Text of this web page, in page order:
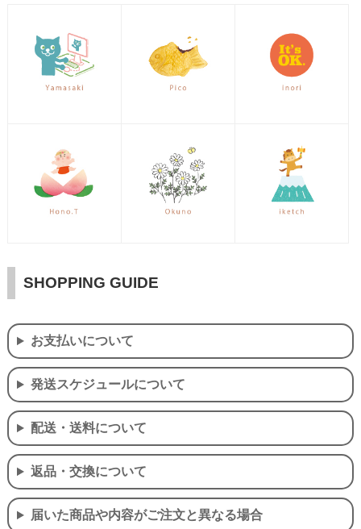
SHOPPING GUIDE
お支払いについて
発送スケジュールについて
配送・送料について
返品・交換について
届いた商品や内容がご注文と異なる場合